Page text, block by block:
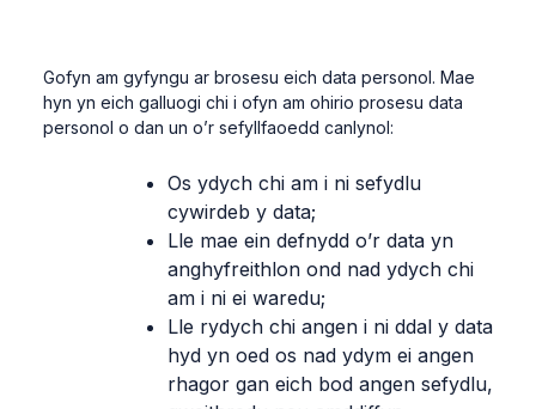
Gofyn am gyfyngu ar brosesu eich data personol. Mae
hyn yn eich galluogi chi i ofyn am ohirio prosesu data
personol o dan un o’r sefyllfaoedd canlynol:
Os ydych chi am i ni sefydlu
cywirdeb y data;
Lle mae ein defnydd o’r data yn
anghyfreithlon ond nad ydych chi
am i ni ei waredu;
Lle rydych chi angen i ni ddal y data
hyd yn oed os nad ydym ei angen
rhagor gan eich bod angen sefydlu,